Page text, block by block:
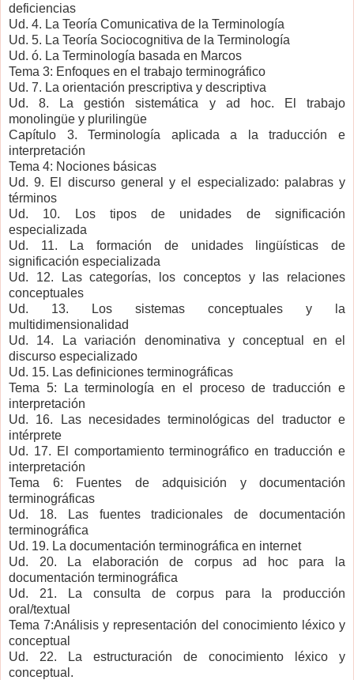
deficiencias
Ud. 4. La Teoría Comunicativa de la Terminología
Ud. 5. La Teoría Sociocognitiva de la Terminología
Ud. ó. La Terminología basada en Marcos
Tema 3: Enfoques en el trabajo terminográfico
Ud. 7. La orientación prescriptiva y descriptiva
Ud. 8. La gestión sistemática y ad hoc. El trabajo
monolingüe y plurilingüe
Capítulo 3. Terminología aplicada a la traducción e
interpretación
Tema 4: Nociones básicas
Ud. 9. El discurso general y el especializado: palabras y
términos
Ud. 10. Los tipos de unidades de significación
especializada
Ud. 11. La formación de unidades lingüísticas de
significación especializada
Ud. 12. Las categorías, los conceptos y las relaciones
conceptuales
Ud. 13. Los sistemas conceptuales y la
multidimensionalidad
Ud. 14. La variación denominativa y conceptual en el
discurso especializado
Ud. 15. Las definiciones terminográficas
Tema 5: La terminología en el proceso de traducción e
interpretación
Ud. 16. Las necesidades terminológicas del traductor e
intérprete
Ud. 17. El comportamiento terminográfico en traducción e
interpretación
Tema 6: Fuentes de adquisición y documentación
terminográficas
Ud. 18. Las fuentes tradicionales de documentación
terminográfica
Ud. 19. La documentación terminográfica en internet
Ud. 20. La elaboración de corpus ad hoc para la
documentación terminográfica
Ud. 21. La consulta de corpus para la producción
oral/textual
Tema 7:Análisis y representación del conocimiento léxico y
conceptual
Ud. 22. La estructuración de conocimiento léxico y
conceptual.